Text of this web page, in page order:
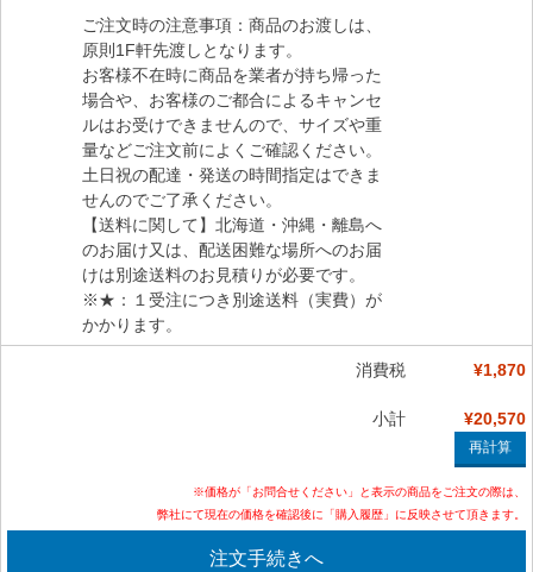
ご注文時の注意事項：商品のお渡しは、
原則1F軒先渡しとなります。
お客様不在時に商品を業者が持ち帰った
場合や、お客様のご都合によるキャンセ
ルはお受けできませんので、サイズや重
量などご注文前によくご確認ください。
土日祝の配達・発送の時間指定はできま
せんのでご了承ください。
【送料に関して】北海道・沖縄・離島へ
のお届け又は、配送困難な場所へのお届
けは別途送料のお見積りが必要です。
※★：１受注につき別途送料（実費）が
かかります。
消費税 ¥1,870
小計 ¥20,570
※価格が「お問合せください」と表示の商品をご注文の際は、
弊社にて現在の価格を確認後に「購入履歴」に反映させて頂きます。